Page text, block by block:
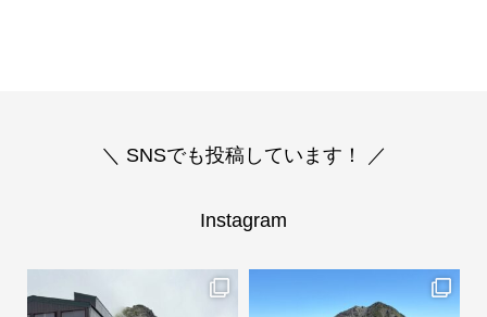
＼ SNSでも投稿しています！ ／
Instagram